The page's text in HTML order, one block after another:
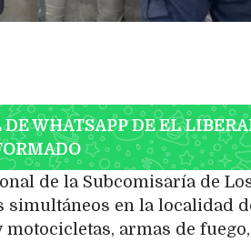
WHATSAPP DE EL
de la Subcomisaría de
en la localidad
armas de fuego,